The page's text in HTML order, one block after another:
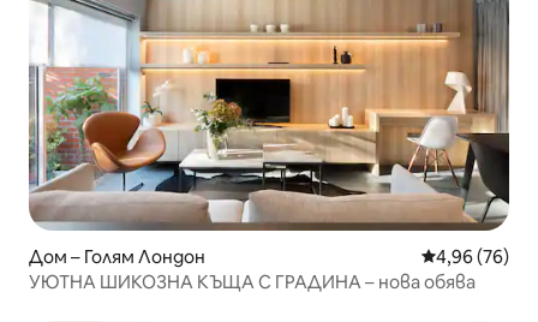
Дом – Голям Лондон Средна
4,96 (76)
УЮТНА ШИКОЗНА КЪЩА С ГРАДИНА – нова обява